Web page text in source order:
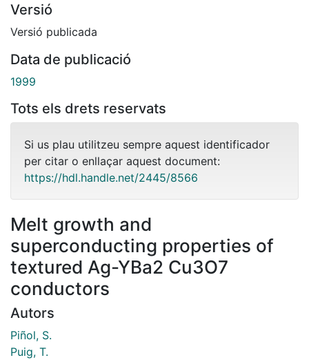
Versió
Versió publicada
Data de publicació
1999
Tots els drets reservats
Si us plau utilitzeu sempre aquest identificador
per citar o enllaçar aquest document:
https://hdl.handle.net/2445/8566
Melt growth and
superconducting properties of
textured Ag-YBa2 Cu3O7
conductors
Autors
Piñol, S.
Puig, T.